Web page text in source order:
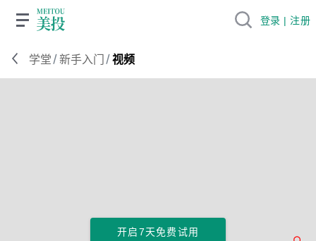
学堂 /新手入门 /视频
开启7天免费试用
登录 | 注册